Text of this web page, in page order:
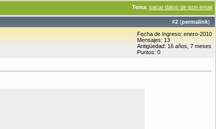
Tema: sacar datos de json email
#2 (permalink)
Fecha de Ingreso: enero-2010
Mensajes: 13
Antigüedad: 16 años, 7 meses
Puntos: 0